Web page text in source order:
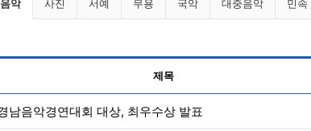
음악 사진 서예 무용 국악 대중음악 민속
제목
남음악경연대회 대상, 최우수상 발표